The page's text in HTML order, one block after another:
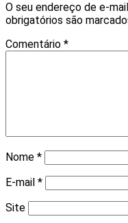
O seu endereço de e-
obrigatórios são
Comentário *
Nome *
E-mail *
Site